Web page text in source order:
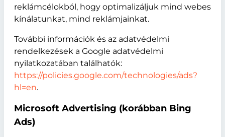
reklámcélokból, hogy optimalizáljuk mind webes
kínálatunkat, mind reklámjainkat.
További információk és az adatvédelmi
rendelkezések a Google adatvédelmi
nyilatkozatában találhatók:
https://policies.google.com/technologies/ads?
hl=en.
Microsoft Advertising (korábban Bing
Ads)